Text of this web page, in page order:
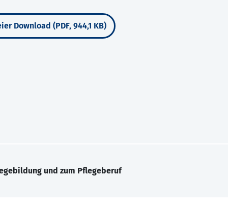
Download (PDF, 944,1 KB)
und zum Pflegeberuf